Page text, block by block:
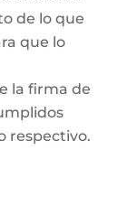
de lo que
que lo
la firma de
respectivo.